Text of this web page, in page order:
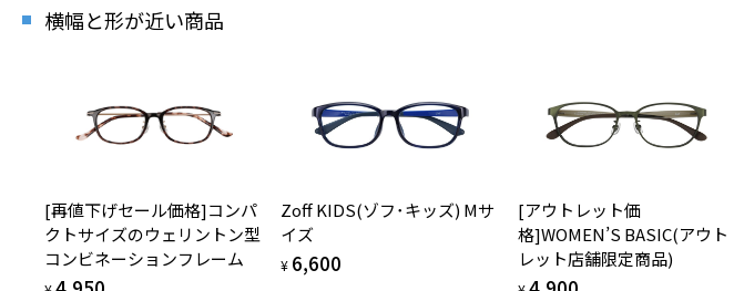
横幅と形が近い商品
[再値下げセール価格]コンパ
クトサイズのウェリントン型
コンビネーションフレーム
Zoff KIDS(ゾフ･キッズ) Mサ
イズ
¥ 6,600
[アウトレット価
格]WOMEN’S BASIC(アウト
レット店舗限定商品)